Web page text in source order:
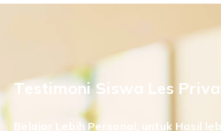
Testimoni Siswa Les
Belajar Lebih Personal, untuk Hasil